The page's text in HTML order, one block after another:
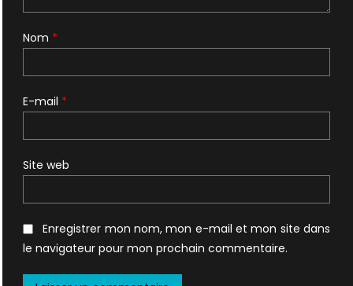
Nom *
E-mail *
Site web
Enregistrer mon nom, mon e-mail et mon site dans
le navigateur pour mon prochain commentaire.